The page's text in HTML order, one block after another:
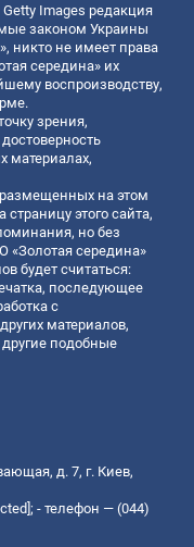
Images редакция
законом Украины
никто не имеет права
середина» их
воспроизводству,
зрения,
материалах,
на этом
этого сайта,
но без
середина»
будет считаться:
последующее
с
материалов,
подобные
д. 7, г. Киев,
; - телефон — (044)